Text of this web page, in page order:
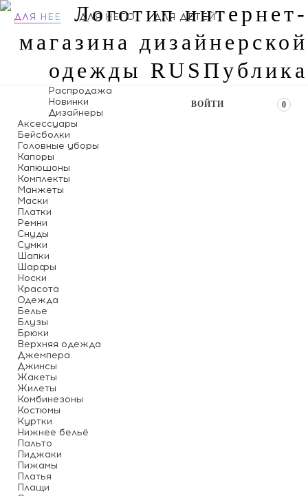
ДЛЯ НЕЕ ДЛЯ НЕГО ДЛЯ ДЕТЕЙ
0
ВОЙТИ
Распродажа
Новинки
Дизайнеры
Аксессуары
Бейсболки
Головные уборы
Капоры
Капюшоны
Комплекты
Манжеты
Маски
Платки
Ремни
Снуды
Сумки
Шапки
Шарфы
Носки
Красота
Одежда
Белье
Блузы
Брюки
Верхняя одежда
Джемпера
Джинсы
Жакеты
Жилеты
Комбинезоны
Костюмы
Куртки
Нижнее бельё
Пальто
Пиджаки
Пижамы
Платья
Плащи